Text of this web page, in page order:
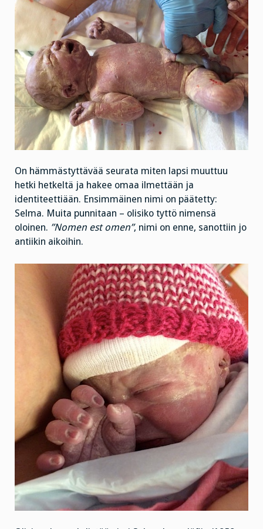
On hämmästyttävää seurata miten lapsi muuttuu
hetki hetkeltä ja hakee omaa ilmettään ja
identiteettiään. Ensimmäinen nimi on päätetty:
Selma. Muita punnitaan – olisiko tyttö nimensä
oloinen. ”Nomen est omen”, nimi on enne, sanottiin jo
antiikin aikoihin.